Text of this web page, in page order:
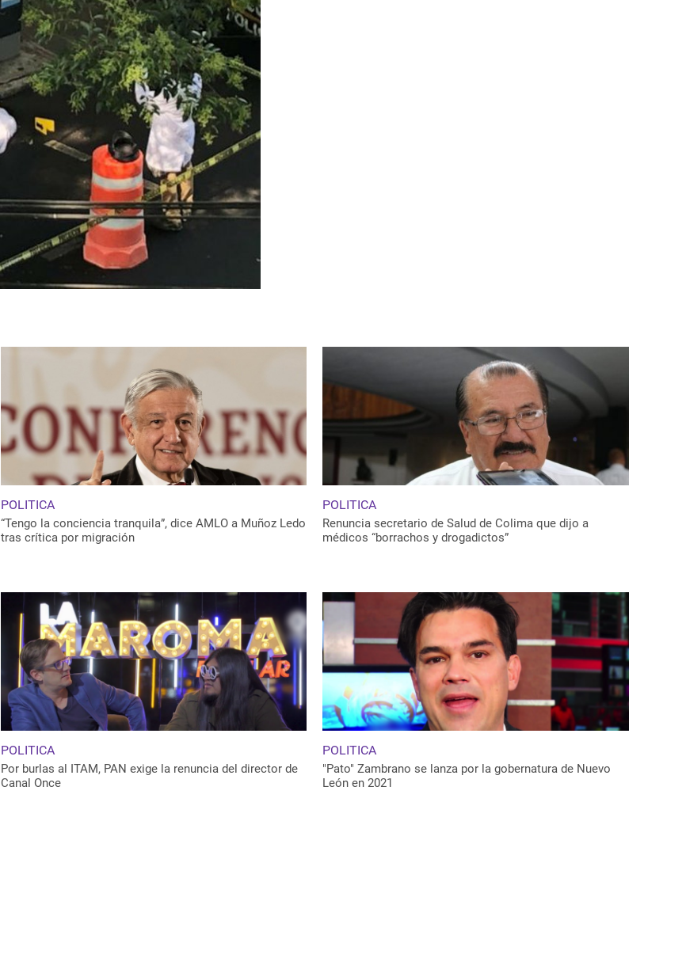
POLITICA
“Tengo la conciencia tranquila”, dice AMLO a Muñoz Ledo
tras crítica por migración
POLITICA
Renuncia secretario de Salud de Colima que dijo a
médicos “borrachos y drogadictos”
POLITICA
Por burlas al ITAM, PAN exige la renuncia del director de
Canal Once
POLITICA
"Pato" Zambrano se lanza por la gobernatura de Nuevo
León en 2021